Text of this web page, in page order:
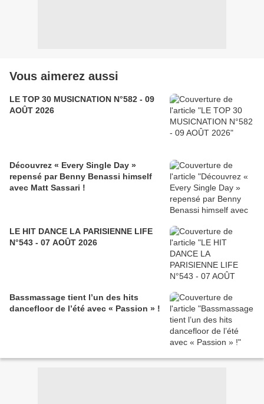
Vous aimerez aussi
LE TOP 30 MUSICNATION N°582 - 09
AOÛT 2026
Découvrez « Every Single Day »
repensé par Benny Benassi himself
avec Matt Sassari !
LE HIT DANCE LA PARISIENNE LIFE
N°543 - 07 AOÛT 2026
Bassmassage tient l’un des hits
dancefloor de l’été avec « Passion » !